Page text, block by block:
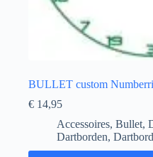
BULLET custom
€ 14,95
Accessoires, Bullet,
Dartborden,